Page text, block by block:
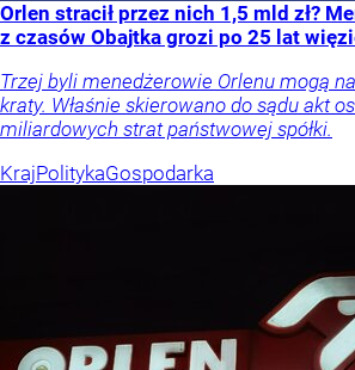
Orlen stracił przez nich 1,5 mld zł?
z czasów Obajtka grozi po 25 lat
Trzej byli menedżerowie Orlenu mogą
kraty. Właśnie skierowano do sądu akt
miliardowych strat państwowej spółki.
KrajPolitykaGospodarka